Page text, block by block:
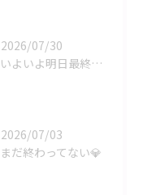
2026/07/30
🌿いよいよ明日最終日‼️🌿
2026/07/03
だ終わってない💎